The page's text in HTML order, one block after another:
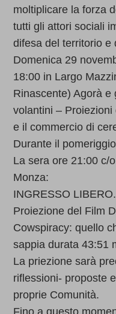
moltiplicare la forza
tutti gli attori sociali
difesa del territorio e
Domenica 29
18:00 in Largo
Rinascente) Agorà e
volantini –
e il commercio di
Durante il
La sera ore 21:00 c/
Monza:
INGRESSO LIBERO.
Proiezione del Film
Cowspiracy: quello
sappia durata 43:51
La priezione sarà
riflessioni- proposte
proprie Comunità.